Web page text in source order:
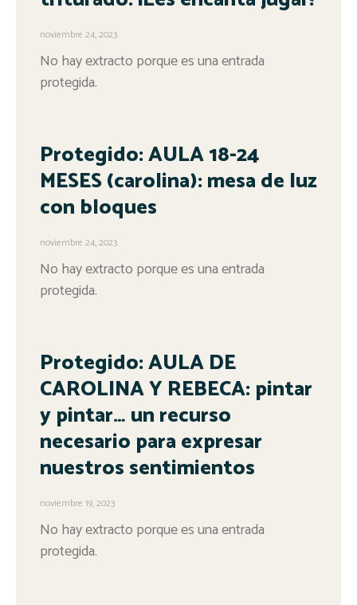
noviembre 24, 2023
No hay extracto porque es una entrada
protegida.
Protegido: AULA 18-24
MESES (carolina): mesa de luz
con bloques
noviembre 24, 2023
No hay extracto porque es una entrada
protegida.
Protegido: AULA DE
CAROLINA Y REBECA: pintar
y pintar… un recurso
necesario para expresar
nuestros sentimientos
noviembre 19, 2023
No hay extracto porque es una entrada
protegida.